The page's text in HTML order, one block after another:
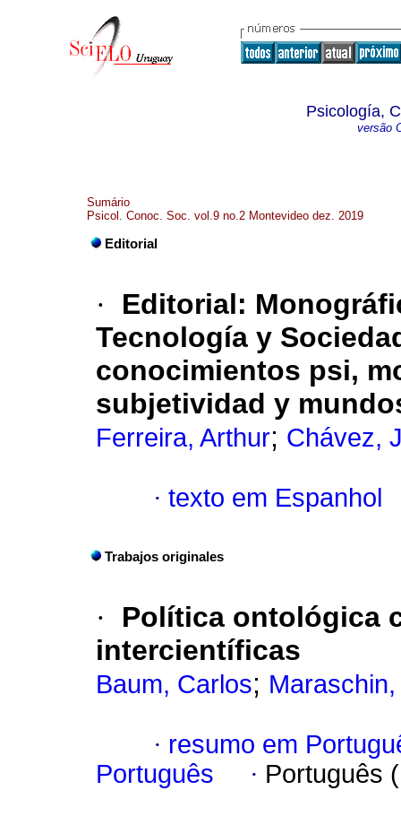
Psicología,
versão
Sumário
Psicol. Conoc. Soc. vol.9 no.2 Montevideo dez. 2019
Editorial
·
Editorial:
Tecnología y
conocimientos psi,
subjetividad y
Ferreira, Arthur; Chávez,
· texto em Espanhol
Trabajos originales
·
Política ontológica
intercientíficas
Baum, Carlos;
· resumo em
Português
· Português